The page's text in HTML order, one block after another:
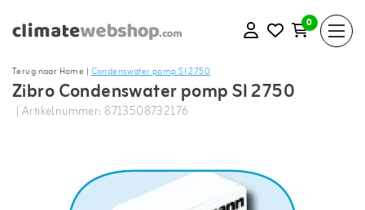
0
Terug naar Home |Condenswater pomp SI 2750
Zibro Condenswater pomp SI 2750
| Artikelnummer: 8713508732176